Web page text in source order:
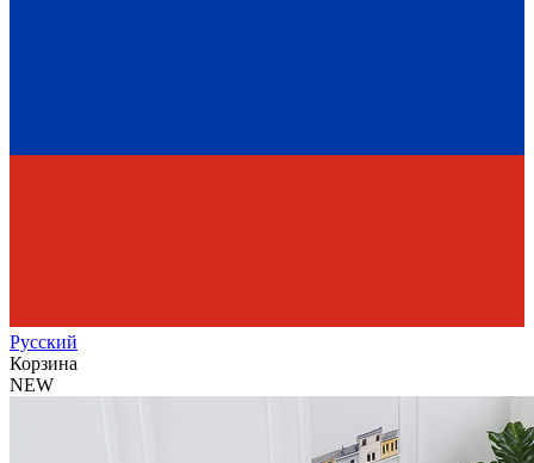
Русский
Корзина
NEW